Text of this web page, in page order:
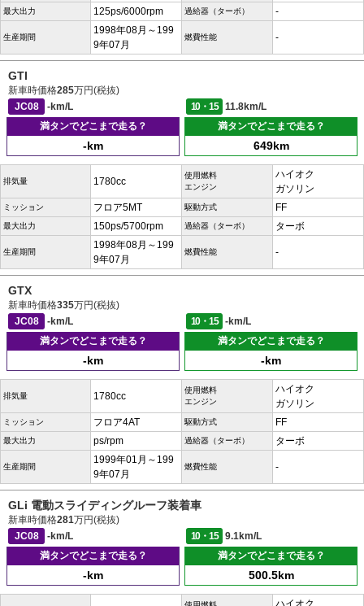
最大出力 125ps/6000rpm 過給器（ターボ） -
生産期間
1998年08月～199
9年07月
燃費性能 -
GTI
新車時価格285万円(税抜)
JC08
-km/L 10・15
11.8km/L
満タンでどこまで走る？
-km
満タンでどこまで走る？
649km
排気量 1780cc
使用燃料
エンジン
ハイオク
ガソリン
ミッション フロア5MT 駆動方式 FF
最大出力 150ps/5700rpm 過給器（ターボ） ターボ
生産期間
1998年08月～199
9年07月
燃費性能 -
GTX
新車時価格335万円(税抜)
JC08
-km/L 10・15
-km/L
満タンでどこまで走る？
-km
満タンでどこまで走る？
-km
排気量 1780cc
使用燃料
エンジン
ハイオク
ガソリン
ミッション フロア4AT 駆動方式 FF
最大出力 ps/rpm 過給器（ターボ） ターボ
生産期間
1999年01月～199
9年07月
燃費性能 -
GLi 電動スライディングルーフ装着車
新車時価格281万円(税抜)
JC08
-km/L 10・15
9.1km/L
満タンでどこまで走る？
-km
満タンでどこまで走る？
500.5km